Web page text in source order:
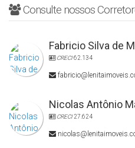
Consulte nossos
Fabricio Silva de
CRECI62.134
Nicolas Antônio
CRECI27.624